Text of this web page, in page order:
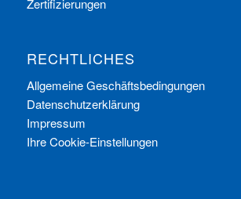
Zertifizierungen
RECHTLICHES
Allgemeine Geschäftsbedingungen
Datenschutzerklärung
Impressum
Ihre Cookie-Einstellungen